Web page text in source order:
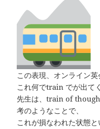
この表現、オンライン
これ何でtrain でが出て
先生は、train of
考のようなことで、
これが損なわれた状態